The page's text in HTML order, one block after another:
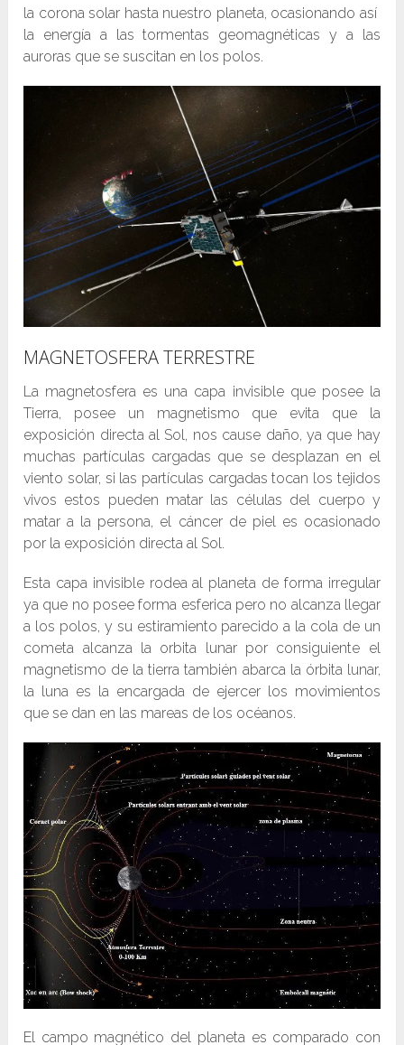
la corona solar hasta nuestro planeta, ocasionando así
la energía a las tormentas geomagnéticas y a las
auroras que se suscitan en los polos.
MAGNETOSFERA TERRESTRE
La magnetosfera es una capa invisible que posee la
Tierra, posee un magnetismo que evita que la
exposición directa al Sol, nos cause daño, ya que hay
muchas partículas cargadas que se desplazan en el
viento solar, si las partículas cargadas tocan los tejidos
vivos estos pueden matar las células del cuerpo y
matar a la persona, el cáncer de piel es ocasionado
por la exposición directa al Sol.
Esta capa invisible rodea al planeta de forma irregular
ya que no posee forma esferica pero no alcanza llegar
a los polos, y su estiramiento parecido a la cola de un
cometa alcanza la orbita lunar por consiguiente el
magnetismo de la tierra también abarca la órbita lunar,
la luna es la encargada de ejercer los movimientos
que se dan en las mareas de los océanos.
El campo magnético del planeta es comparado con